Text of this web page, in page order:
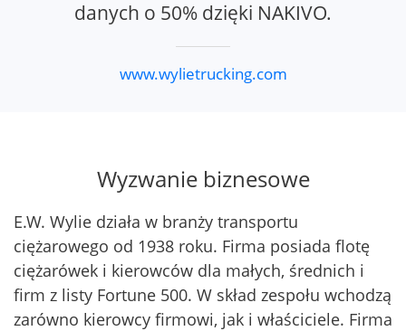
danych o 50% dzięki NAKIVO.
www.wylietrucking.com
Wyzwanie biznesowe
E.W. Wylie działa w branży transportu
ciężarowego od 1938 roku. Firma posiada flotę
ciężarówek i kierowców dla małych, średnich i
firm z listy Fortune 500. W skład zespołu wchodzą
zarówno kierowcy firmowi, jak i właściciele. Firma